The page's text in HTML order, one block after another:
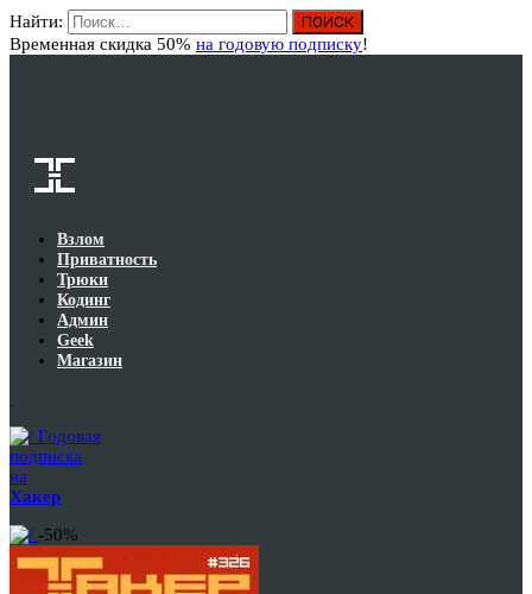
Найти:
Временная скидка 50% на годовую подписку!
Взлом
Приватность
Трюки
Кодинг
Админ
Geek
Магазин
Годовая
подписка
на
Хакер
-50%